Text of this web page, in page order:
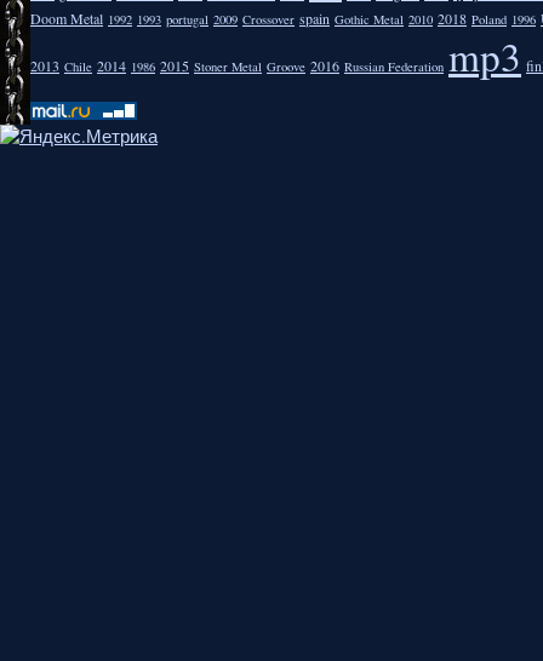
Doom Metal 1992 1993 portugal 2009 Crossover spain Gothic Metal 2010 2018 Poland 1996
2013 Chile 2014 1986 2015 Stoner Metal Groove 2016 Russian Federation mp3